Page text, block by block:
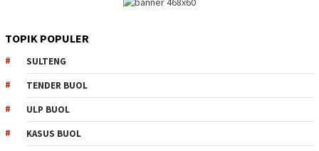
TOPIK POPULER
SULTENG
TENDER BUOL
ULP BUOL
KASUS BUOL